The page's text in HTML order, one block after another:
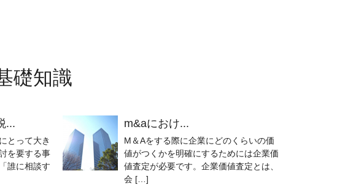
礎知識
...
とって大き
を要する事
誰に相談す
m&aにおけ...
M＆Aをする際に企業にどのくらいの価
値がつくかを明確にするためには企業価
値査定が必要です。企業価値査定とは、
会 […]